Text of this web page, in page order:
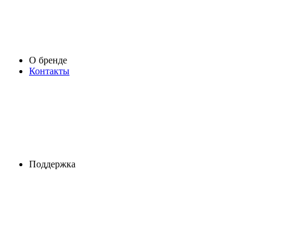
О бренде
Контакты
Поддержка